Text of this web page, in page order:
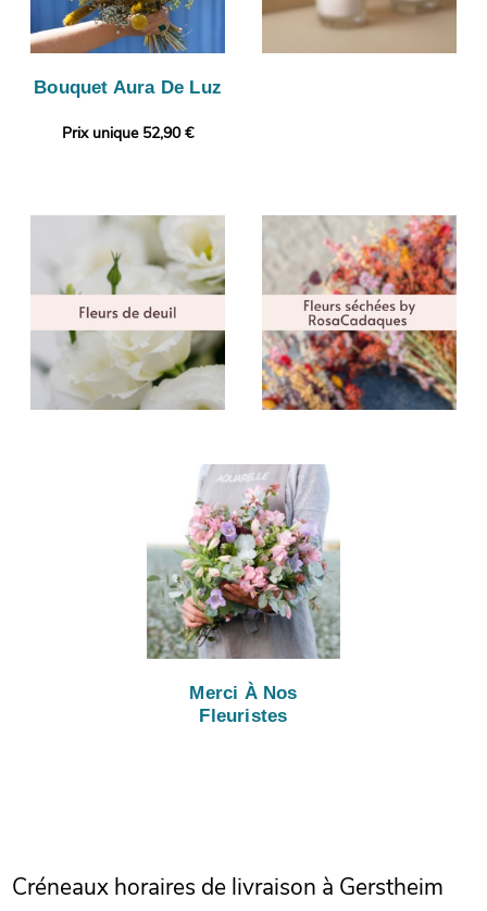
Bouquet Aura De Luz
Prix unique 52,90 €
Merci À Nos
Fleuristes
Créneaux horaires de livraison à Gerstheim